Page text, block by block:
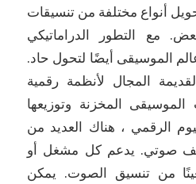
أنواع مختلفة من تنسيقات
مع التطور الدراماتيكي
الموسيقى أيضًا لتحول حاد.
المجال لأنظمة رقمية
المخزنة وتوزيعها
الرقمي ، هناك العديد من
صوتي. يدعم كل مشغل أو
من تنسيق الصوت. يمكن